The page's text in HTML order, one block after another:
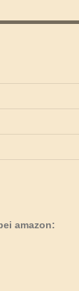
amazon: